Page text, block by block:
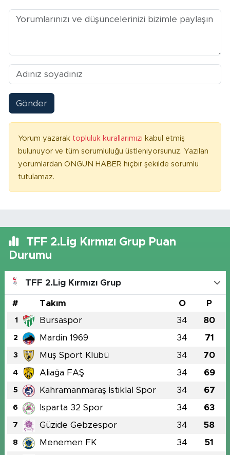
Gönder
Yorum yazarak topluluk kurallarımızı kabul etmiş
bulunuyor ve tüm sorumluluğu üstleniyorsunuz. Yazılan
yorumlardan ONGUN HABER hiçbir şekilde sorumlu
tutulamaz.
TFF 2.Lig Kırmızı Grup Puan
Durumu
TFF 2.Lig Kırmızı Grup
# Takım O P
1 Bursaspor 34 80
2 Mardin 1969 34 71
3 Muş Sport Klübü 34 70
4 Aliağa FAŞ 34 69
5 Kahramanmaraş İstiklal Spor 34 67
6 Isparta 32 Spor 34 63
7 Güzide Gebzespor 34 58
8 Menemen FK 34 51